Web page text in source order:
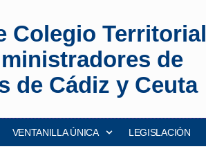
Colegio Territorial
de
de Cádiz y Ceuta
VENTANILLA ÚNICA LEGISLACIÓN